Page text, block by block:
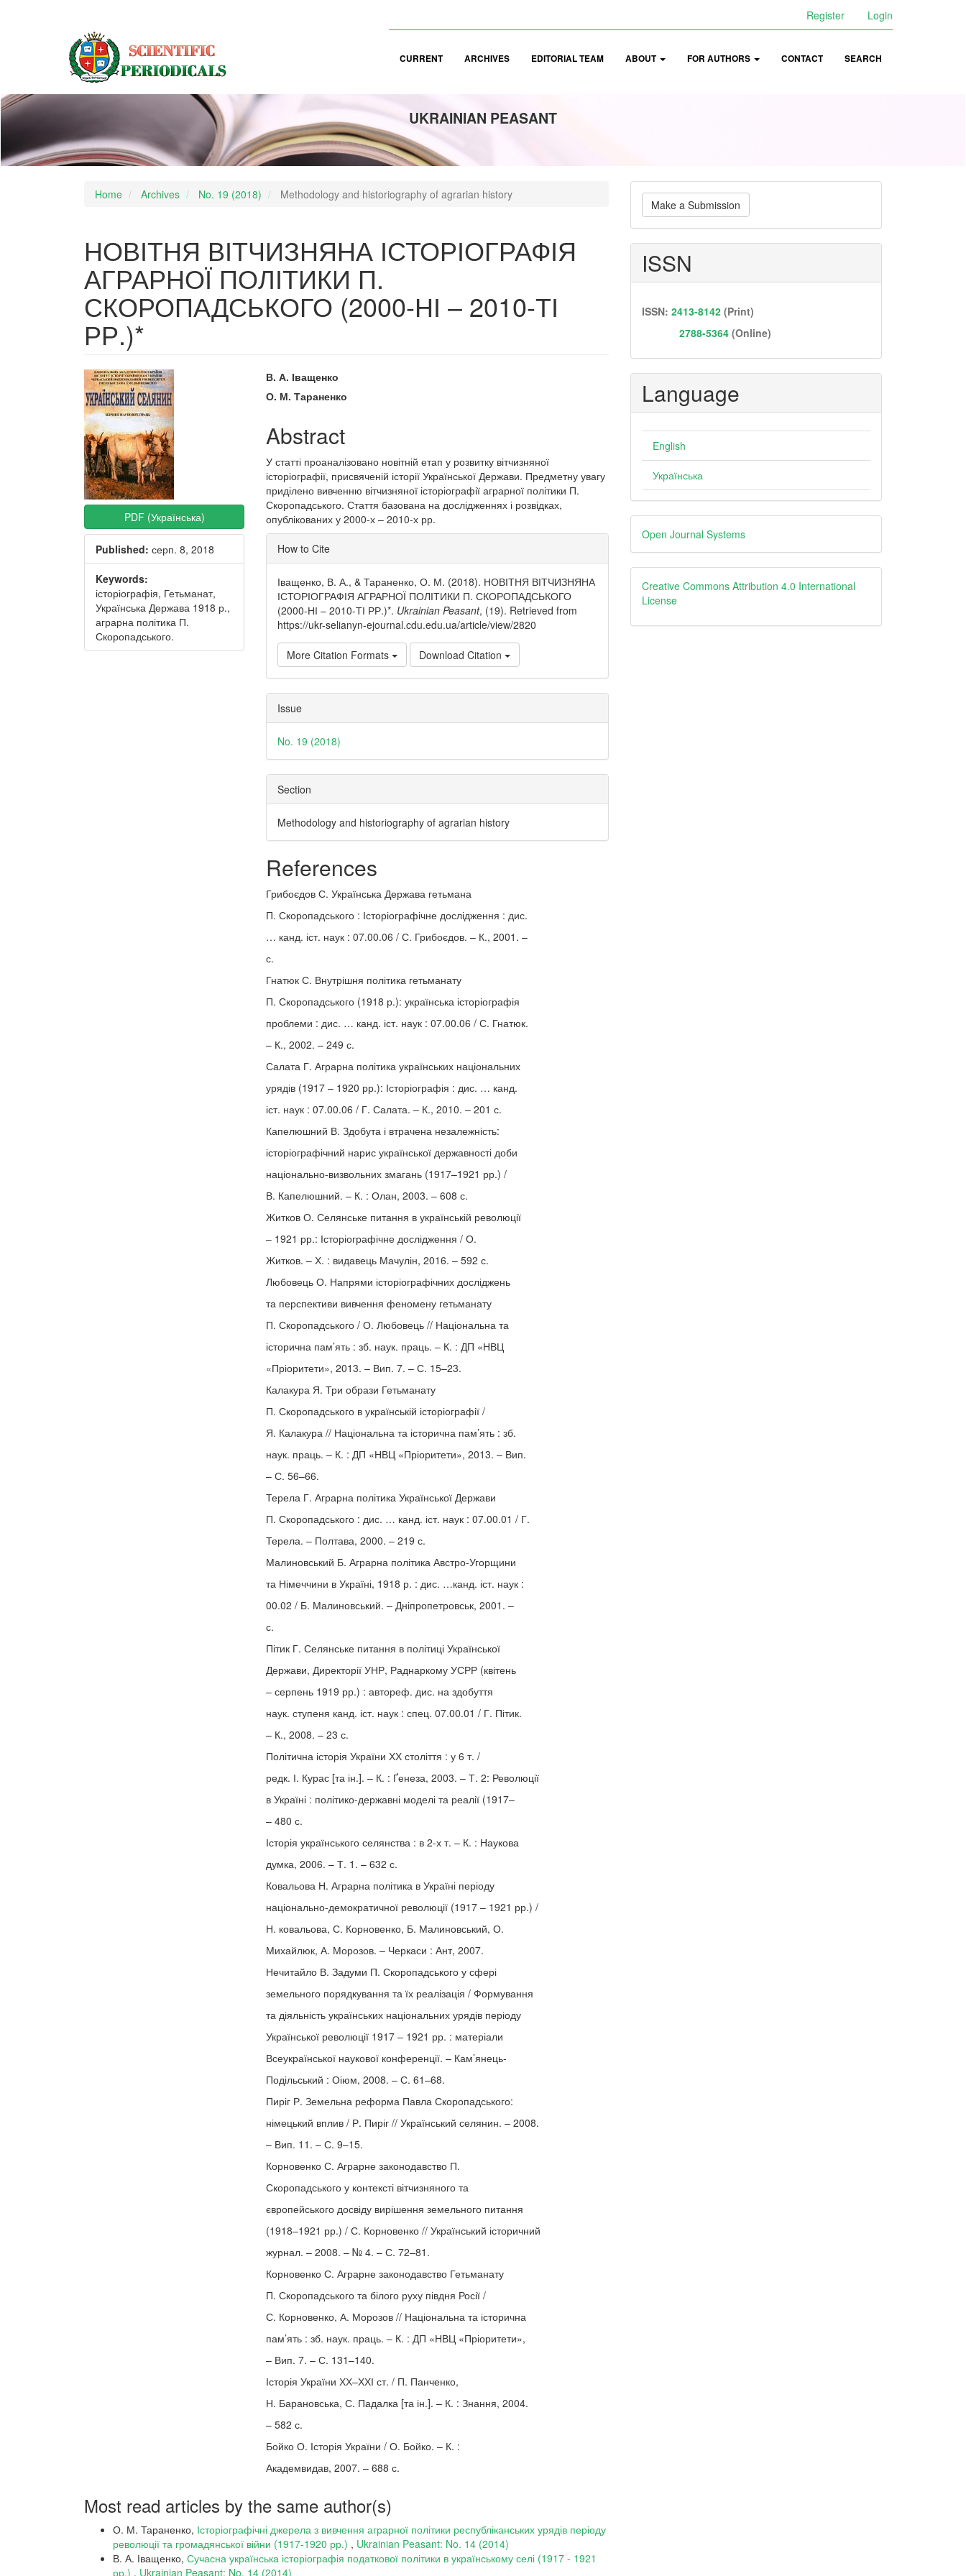
Register Login
CURRENT ARCHIVES EDITORIAL TEAM ABOUT FOR AUTHORS CONTACT SEARCH
UKRAINIAN PEASANT
Home Archives No. 19 (2018) Methodology and historiography of agrarian history
НОВІТНЯ ВІТЧИЗНЯНА ІСТОРІОГРАФІЯ
АГРАРНОЇ ПОЛІТИКИ П.
СКОРОПАДСЬКОГО (2000-НІ – 2010-ТІ
РР.)*
Article
Sidebar
PDF (Українська)
Published: серп. 8, 2018
Keywords:
історіографія, Гетьманат,
Українська Держава 1918 р.,
аграрна політика П.
Скоропадського.
Main
Article
Content
В. А. Іващенко
О. М. Тараненко
Abstract
У статті проаналізовано новітній етап у розвитку вітчизняної
історіографії, присвяченій історії Української Держави. Предметну увагу
приділено вивченню вітчизняної історіографії аграрної політики П.
Скоропадського. Стаття базована на дослідженнях і розвідках,
опублікованих у 2000-х – 2010-х рр.
Article
Details
How to Cite
Іващенко, В. А., & Тараненко, О. М. (2018). НОВІТНЯ ВІТЧИЗНЯНА
ІСТОРІОГРАФІЯ АГРАРНОЇ ПОЛІТИКИ П. СКОРОПАДСЬКОГО
(2000-НІ – 2010-ТІ РР.)*. Ukrainian Peasant, (19). Retrieved from
https://ukr-selianyn-ejournal.cdu.edu.ua/article/view/2820
More Citation Formats Download Citation
Issue
No. 19 (2018)
Section
Methodology and historiography of agrarian history
References
Грибоєдов С. Українська Держава гетьмана
П. Скоропадського : Історіографічне дослідження : дис.
… канд. іст. наук : 07.00.06 / С. Грибоєдов. – К., 2001. –
с.
Гнатюк С. Внутрішня політика гетьманату
П. Скоропадського (1918 р.): українська історіографія
проблеми : дис. … канд. іст. наук : 07.00.06 / С. Гнатюк.
– К., 2002. – 249 с.
Салата Г. Аграрна політика українських національних
урядів (1917 – 1920 рр.): Історіографія : дис. … канд.
іст. наук : 07.00.06 / Г. Салата. – К., 2010. – 201 с.
Капелюшний В. Здобута і втрачена незалежність:
історіографічний нарис української державності доби
національно-визвольних змагань (1917–1921 рр.) /
В. Капелюшний. – К. : Олан, 2003. – 608 с.
Житков О. Селянське питання в українській революції
– 1921 рр.: Історіографічне дослідження / О.
Житков. – Х. : видавець Мачулін, 2016. – 592 с.
Любовець О. Напрями історіографічних досліджень
та перспективи вивчення феномену гетьманату
П. Скоропадського / О. Любовець // Національна та
історична пам’ять : зб. наук. праць. – К. : ДП «НВЦ
«Пріоритети», 2013. – Вип. 7. – С. 15–23.
Калакура Я. Три образи Гетьманату
П. Скоропадського в українській історіографії /
Я. Калакура // Національна та історична пам’ять : зб.
наук. праць. – К. : ДП «НВЦ «Пріоритети», 2013. – Вип.
– С. 56–66.
Терела Г. Аграрна політика Української Держави
П. Скоропадського : дис. … канд. іст. наук : 07.00.01 / Г.
Терела. – Полтава, 2000. – 219 с.
Малиновський Б. Аграрна політика Австро-Угорщини
та Німеччини в Україні, 1918 р. : дис. …канд. іст. наук :
00.02 / Б. Малиновський. – Дніпропетровськ, 2001. –
с.
Пітик Г. Селянське питання в політиці Української
Держави, Директорії УНР, Раднаркому УСРР (квітень
– серпень 1919 рр.) : автореф. дис. на здобуття
наук. ступеня канд. іст. наук : спец. 07.00.01 / Г. Пітик.
– К., 2008. – 23 с.
Політична історія України ХХ століття : у 6 т. /
редк. І. Курас [та ін.]. – К. : Ґенеза, 2003. – Т. 2: Революції
в Україні : політико-державні моделі та реалії (1917–
– 480 с.
Історія українського селянства : в 2-х т. – К. : Наукова
думка, 2006. – Т. 1. – 632 с.
Ковальова Н. Аграрна політика в Україні періоду
національно-демократичної революції (1917 – 1921 рр.) /
Н. ковальова, С. Корновенко, Б. Малиновський, О.
Михайлюк, А. Морозов. – Черкаси : Ант, 2007.
Нечитайло В. Задуми П. Скоропадського у сфері
земельного порядкування та їх реалізація / Формування
та діяльність українських національних урядів періоду
Української революції 1917 – 1921 рр. : матеріали
Всеукраїнської наукової конференції. – Кам’янець-
Подільський : Оіюм, 2008. – С. 61–68.
Пиріг Р. Земельна реформа Павла Скоропадського:
німецький вплив / Р. Пиріг // Український селянин. – 2008.
– Вип. 11. – С. 9–15.
Корновенко С. Аграрне законодавство П.
Скоропадського у контексті вітчизняного та
європейського досвіду вирішення земельного питання
(1918–1921 рр.) / С. Корновенко // Український історичний
журнал. – 2008. – № 4. – С. 72–81.
Корновенко С. Аграрне законодавство Гетьманату
П. Скоропадського та білого руху півдня Росії /
С. Корновенко, А. Морозов // Національна та історична
пам’ять : зб. наук. праць. – К. : ДП «НВЦ «Пріоритети»,
– Вип. 7. – С. 131–140.
Історія України ХХ–ХХІ ст. / П. Панченко,
Н. Барановська, С. Падалка [та ін.]. – К. : Знання, 2004.
– 582 с.
Бойко О. Історія України / О. Бойко. – К. :
Академвидав, 2007. – 688 с.
Most read articles by the same author(s)
О. М. Тараненко, Історіографічні джерела з вивчення аграрної політики республіканських урядів періоду
революції та громадянської війни (1917-1920 рр.) , Ukrainian Peasant: No. 14 (2014)
В. А. Іващенко, Сучасна українська історіографія податкової політики в українському селі (1917 - 1921
рр.) , Ukrainian Peasant: No. 14 (2014)
Make
a
Submission
Make a Submission
ISSN
ISSN: 2413-8142 (Print)
2788-5364 (Online)
Language
English
Українська
Developed
By
Open Journal Systems
Creative
Creative Commons Attribution 4.0 International
License